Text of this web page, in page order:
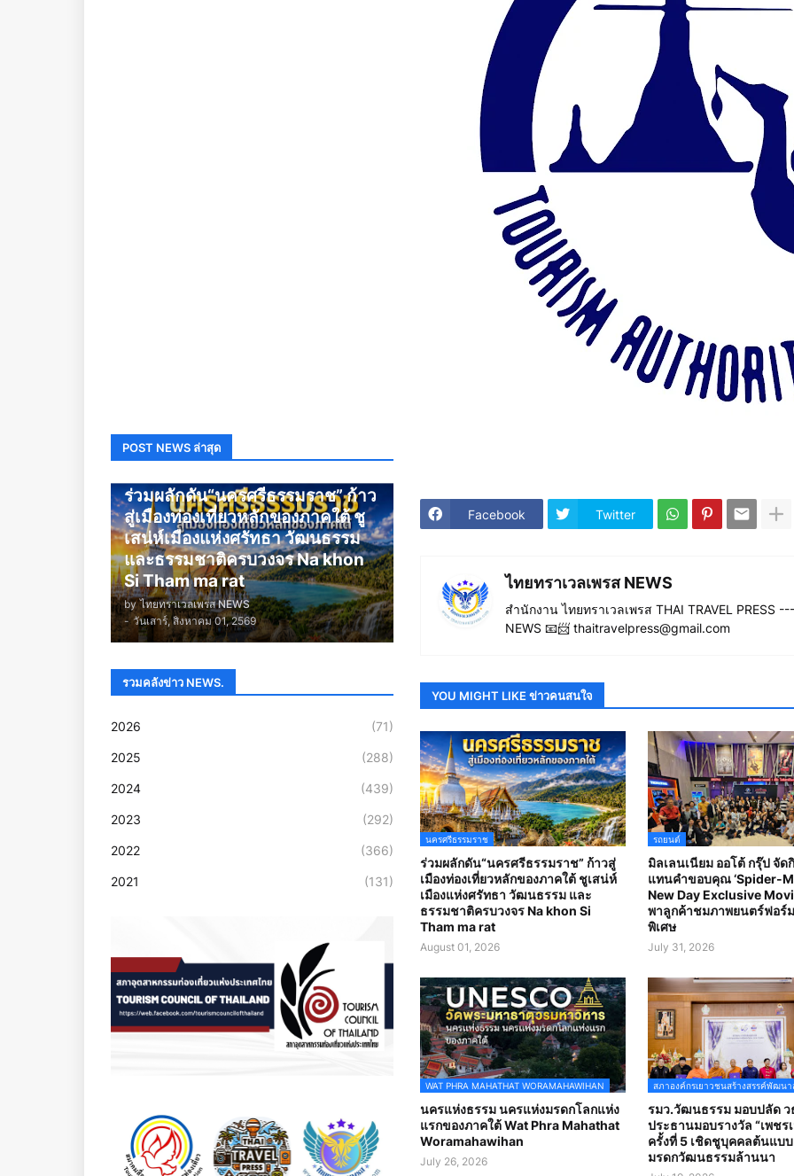
Facebook Twitter
ไทยทราเวลเพรส NEWS
สำนักงาน ไทยทราเวลเพรส THAI TRAVEL PRESS
NEWS 📧📨 thaitravelpress@gmail.com
YOU MIGHT LIKE ข่าวคนสนใจ
นครศรีธรรมราช
ร่วมผลักดัน“นครศรีธรรมราช” ก้าวสู่
เมืองท่องเที่ยวหลักของภาคใต้ ชูเสน่ห์
เมืองแห่งศรัทธา วัฒนธรรม และ
ธรรมชาติครบวงจร Na khon Si
Tham ma rat
August 01, 2026
รถยนต์
มิลเลนเนียม ออโต้ กรุ๊ป จัด
แทนคำขอบคุณ ‘Spider-
New Day Exclusive
พาลูกค้าชมภาพยนตร์ฟอร์
พิเศษ
July 31, 2026
WAT PHRA MAHATHAT WORAMAHAWIHAN
นครแห่งธรรม นครแห่งมรดกโลกแห่ง
แรกของภาคใต้ Wat Phra Mahathat
Woramahawihan
July 26, 2026
สภาองค์กรเยาวชนสร้างสรรค์พัฒนา
รมว.วัฒนธรรม มอบปลัด ว
ประธานมอบรางวัล “เพชร
ครั้งที่ 5 เชิดชูบุคคลต้นแบ
มรดกวัฒนธรรมล้านนา
POST NEWS ล่าสุด
ร่วมผลักดัน“นครศรีธรรมราช” ก้าว
สู่เมืองท่องเที่ยวหลักของภาคใต้ ชู
เสน่ห์เมืองแห่งศรัทธา วัฒนธรรม
และธรรมชาติครบวงจร Na khon
Si Tham ma rat
by ไทยทราเวลเพรส NEWS
- วันเสาร์, สิงหาคม 01, 2569
รวมคลังข่าว NEWS.
2026 (71)
2025 (288)
2024 (439)
2023 (292)
2022 (366)
2021 (131)